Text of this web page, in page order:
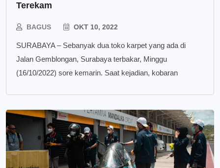
Terekam
BAGUS OKT 10, 2022
SURABAYA – Sebanyak dua toko karpet yang ada di
Jalan Gemblongan, Surabaya terbakar, Minggu
(16/10/2022) sore kemarin. Saat kejadian, kobaran